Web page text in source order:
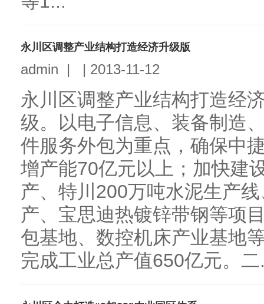
永川区调整产业结构打造经济升级版
admin | | 2013-11-12
永川区调整产业结构打造经
级。以电子信息、装备制造
件服务外包为重点，确保中
增产能70亿元以上；加快建
产、特川200万吨水泥生产
产、宝思迪热镀锌带钢等项
包基地、数控机床产业基地
完成工业总产值650亿元。